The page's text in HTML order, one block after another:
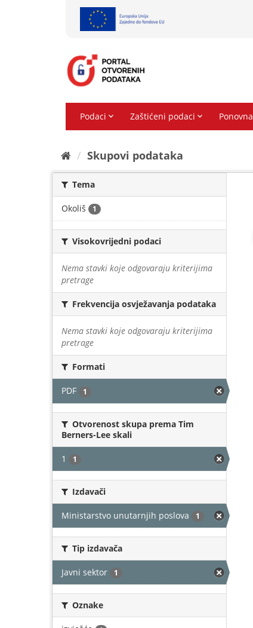
Skupovi podаtаkа
Tema
Okoliš 1
Visokovrijedni podaci
Nema stavki koje odgovaraju kriterijima
pretrage
Frekvencija osvježavanja podataka
Nema stavki koje odgovaraju kriterijima
pretrage
Formati
PDF 1
Otvorenost skupa prema Tim
Berners-Lee skali
1 1
Izdavači
Ministarstvo unutarnjih poslova 1
Tip izdavača
Javni sektor 1
Oznake